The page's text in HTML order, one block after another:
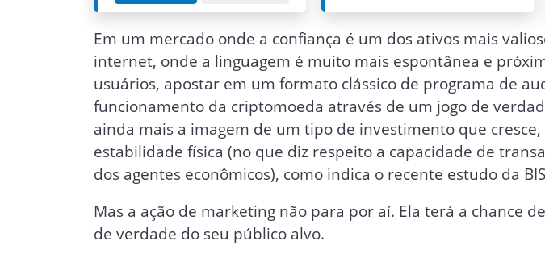
Em um mercado onde a confiança é um dos ativos mais
internet, onde a linguagem é muito mais espontânea e
usuários, apostar em um formato clássico de programa de
funcionamento da criptomoeda através de um jogo de
ainda mais a imagem de um tipo de investimento que
estabilidade física (no que diz respeito a capacidade de
dos agentes econômicos), como indica o recente estudo da
Mas a ação de marketing não para por aí. Ela terá a chance
de verdade do seu público alvo.